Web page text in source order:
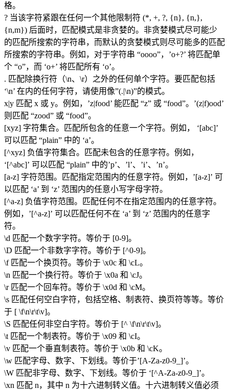
格。
? 当该字符紧跟在任何一个其他限制符 (*, +, ?, {n}, {n,},
{n,m}) 后面时，匹配模式是非贪婪的。非贪婪模式尽可能少
的匹配所搜索的字符串，而默认的贪婪模式则尽可能多的匹配
所搜索的字符串。例如，对于字符串 “oooo”，’o+?’ 将匹配单
个 “o”，而 ‘o+’ 将匹配所有 ‘o’。
. 匹配除换行符（\n、\r）之外的任何单个字符。要匹配包括
‘\n’ 在内的任何字符，请使用像”(.|\n)”的模式。
x|y 匹配 x 或 y。例如，’z|food’ 能匹配 “z” 或 “food”。’(z|f)ood’
则匹配 “zood” 或 “food”。
[xyz] 字符集合。匹配所包含的任意一个字符。例如， ‘[abc]’
可以匹配 “plain” 中的 ‘a’。
[^xyz] 负值字符集合。匹配未包含的任意字符。例如，
‘[^abc]’ 可以匹配 “plain” 中的’p’、’l’、’i’、’n’。
[a-z] 字符范围。匹配指定范围内的任意字符。例如，’[a-z]’ 可
以匹配 ‘a’ 到 ‘z’ 范围内的任意小写字母字符。
[^a-z] 负值字符范围。匹配任何不在指定范围内的任意字符。
例如，’[^a-z]’ 可以匹配任何不在 ‘a’ 到 ‘z’ 范围内的任意字
符。
\d 匹配一个数字字符。等价于 [0-9]。
\D 匹配一个非数字字符。等价于 [^0-9]。
\f 匹配一个换页符。等价于 \x0c 和 \cL。
\n 匹配一个换行符。等价于 \x0a 和 \cJ。
\r 匹配一个回车符。等价于 \x0d 和 \cM。
\s 匹配任何空白字符，包括空格、制表符、换页符等等。等价
于 [ \f\n\r\t\v]。
\S 匹配任何非空白字符。等价于 [^ \f\n\r\t\v]。
\t 匹配一个制表符。等价于 \x09 和 \cI。
\v 匹配一个垂直制表符。等价于 \x0b 和 \cK。
\w 匹配字母、数字、下划线。等价于’[A-Za-z0-9_]’。
\W 匹配非字母、数字、下划线。等价于 ‘[^A-Za-z0-9_]’。
\xn 匹配 n，其中 n 为十六进制转义值。十六进制转义值必须